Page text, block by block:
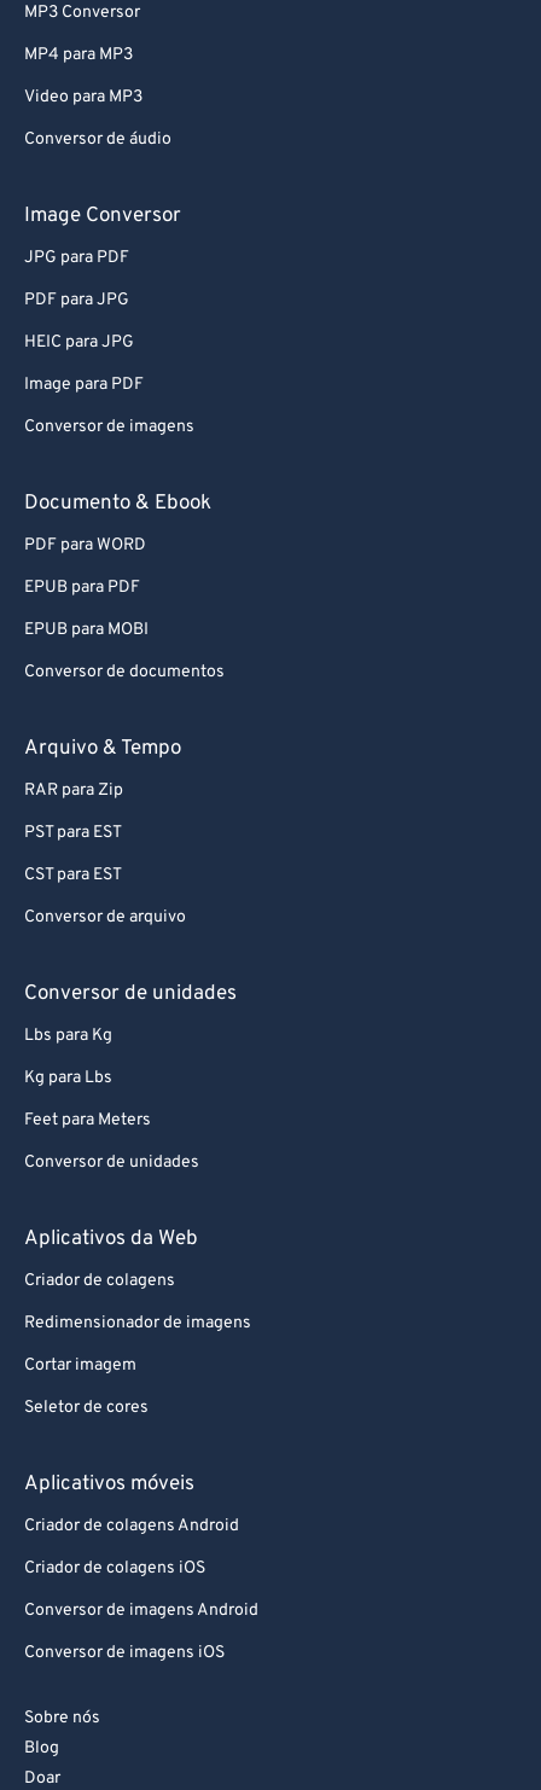
MP3 Conversor
MP4 para MP3
Video para MP3
Conversor de áudio
Image Conversor
JPG para PDF
PDF para JPG
HEIC para JPG
Image para PDF
Conversor de imagens
Documento & Ebook
PDF para WORD
EPUB para PDF
EPUB para MOBI
Conversor de documentos
Arquivo & Tempo
RAR para Zip
PST para EST
CST para EST
Conversor de arquivo
Conversor de unidades
Lbs para Kg
Kg para Lbs
Feet para Meters
Conversor de unidades
Aplicativos da Web
Criador de colagens
Redimensionador de imagens
Cortar imagem
Seletor de cores
Aplicativos móveis
Criador de colagens Android
Criador de colagens iOS
Conversor de imagens Android
Conversor de imagens iOS
Sobre nós
Blog
Doar